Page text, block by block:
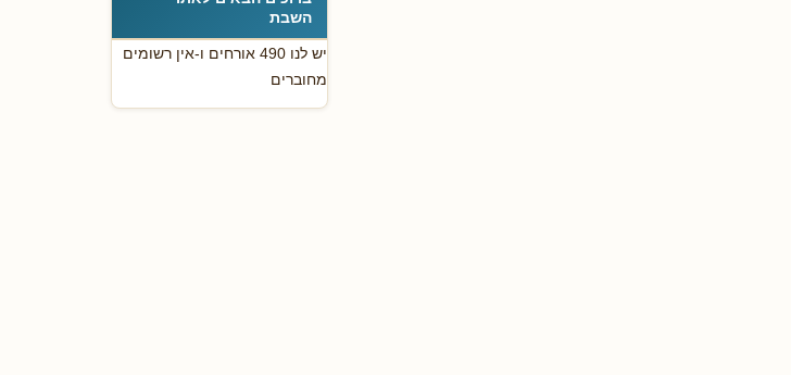
השבת
יש לנו 490 אורחים ו-אין רשומים
מחוברים